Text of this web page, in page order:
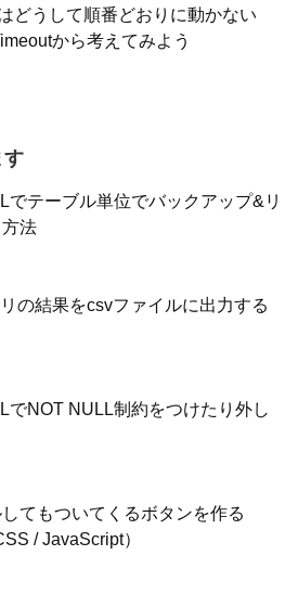
どうして順番どおりに動かない
から考えてみよう
す
でテーブル単位でバックアップ&リ
法
の結果をcsvファイルに出力する
でNOT NULL制約をつけたり外し
てもついてくるボタンを作る
/ JavaScript）